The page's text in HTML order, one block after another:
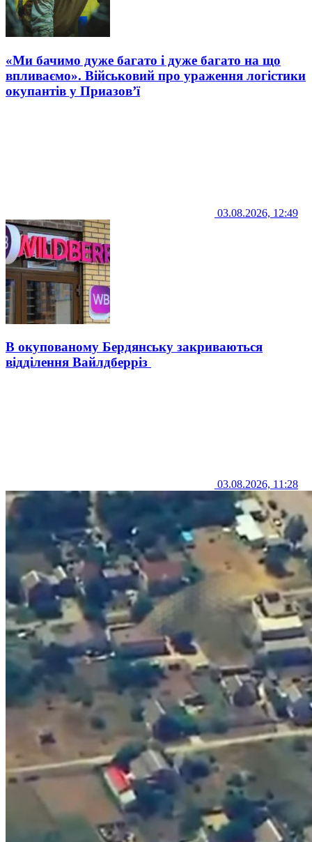
«Ми бачимо дуже багато і дуже багато на що
впливаємо». Військовий про ураження логістики
окупантів у Приазов’ї
03.08.2026, 12:49
В окупованому Бердянську закриваються
відділення Вайлдберріз
03.08.2026, 11:28